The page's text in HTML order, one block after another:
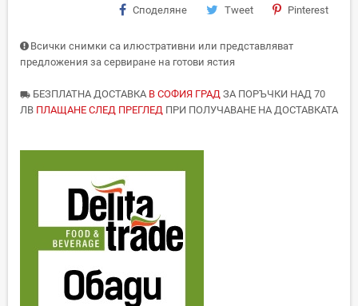
Споделяне Tweet Pinterest
Всички снимки са илюстративни или представляват
предложения за сервиране на готови ястия
local_shipping БЕЗПЛАТНА ДОСТАВКА В СОФИЯ ГРАД ЗА ПОРЪЧКИ НАД 70
ЛВ ПЛАЩАНЕ СЛЕД ПРЕГЛЕД ПРИ ПОЛУЧАВАНЕ НА ДОСТАВКАТА